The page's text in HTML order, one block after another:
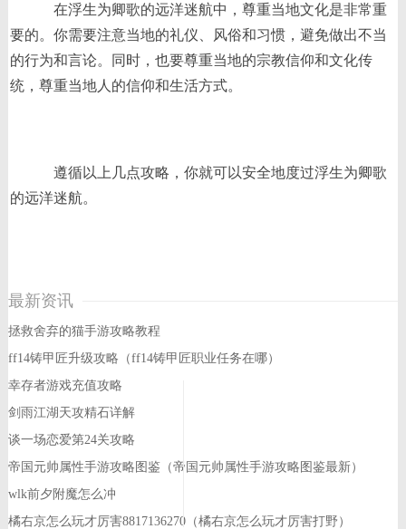
在浮生为卿歌的远洋迷航中，尊重当地文化是非常重
要的。你需要注意当地的礼仪、风俗和习惯，避免做出不当
的行为和言论。同时，也要尊重当地的宗教信仰和文化传
统，尊重当地人的信仰和生活方式。
遵循以上几点攻略，你就可以安全地度过浮生为卿歌
的远洋迷航。
最新资讯
拯救舍弃的猫手游攻略教程
ff14铸甲匠升级攻略（ff14铸甲匠职业任务在哪）
幸存者游戏充值攻略
剑雨江湖天攻精石详解
谈一场恋爱第24关攻略
帝国元帅属性手游攻略图鉴（帝国元帅属性手游攻略图鉴最新）
wlk前夕附魔怎么冲
橘右京怎么玩才厉害8817136270（橘右京怎么玩才厉害打野）